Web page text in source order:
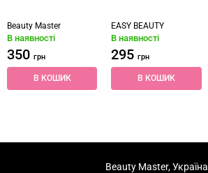
Beauty Master
В наявності
350 грн
В КОШИК
EASY BEAUTY
В наявності
295 грн
В КОШИК
Beauty Master, Україна